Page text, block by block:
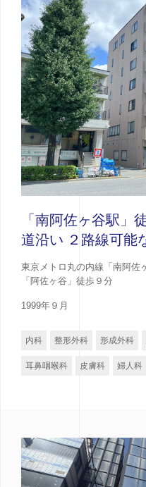
「南阿佐ヶ谷駅」
道沿い ２路線可能
東京メトロ丸の内線「南阿佐
「阿佐ヶ谷」徒歩９分
1999年９月
内科 整形外科 形成外科
耳鼻咽喉科 皮膚科 婦人科